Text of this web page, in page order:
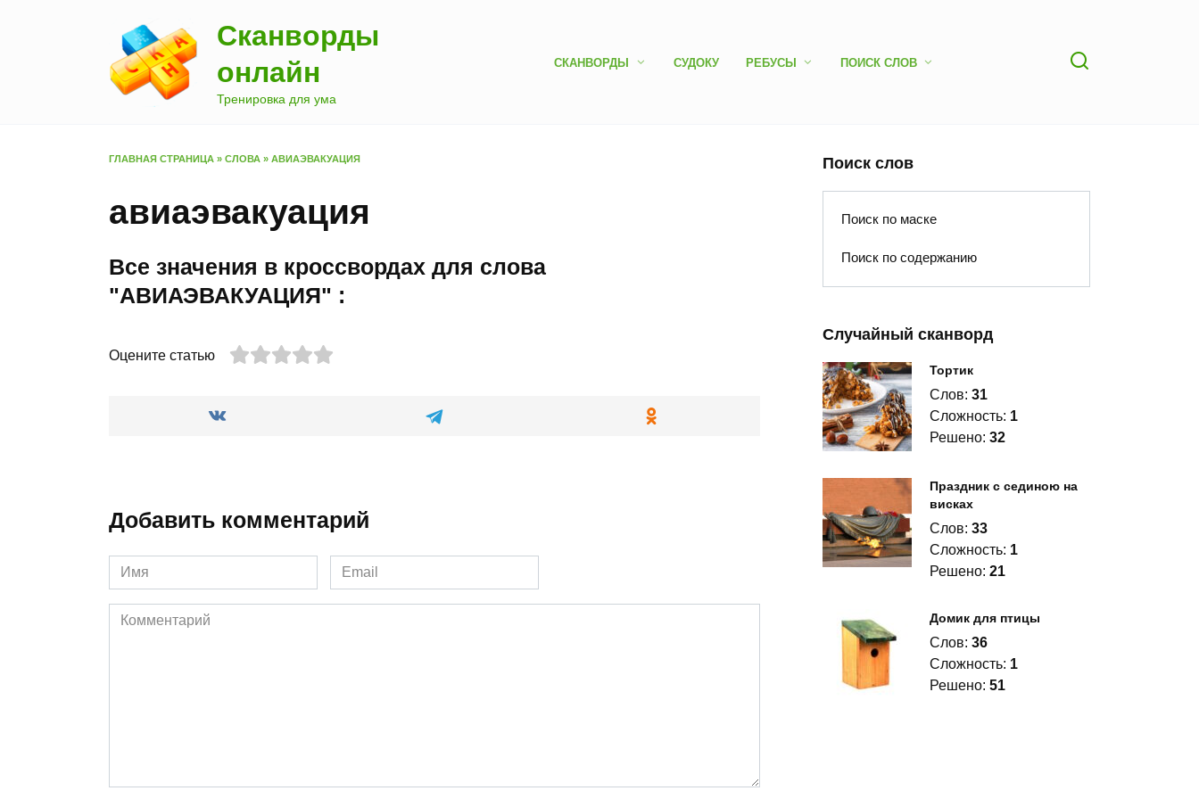
Сканворды
онлайн
Тренировка для ума
СКАНВОРДЫ СУДОКУ РЕБУСЫ ПОИСК СЛОВ
ГЛАВНАЯ СТРАНИЦА » СЛОВА » АВИАЭВАКУАЦИЯ
авиаэвакуация
Все значения в кроссвордах для слова
"АВИАЭВАКУАЦИЯ" :
Оцените статью
Добавить комментарий
Имя
*
Email
*
Комментарий
Поиск слов
Поиск по маске
Поиск по содержанию
Случайный сканворд
Тортик
Слов: 31
Сложность: 1
Решено: 32
Праздник с сединою на
висках
Слов: 33
Сложность: 1
Решено: 21
Домик для птицы
Слов: 36
Сложность: 1
Решено: 51